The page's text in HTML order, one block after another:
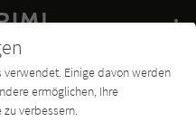
Forum Charts
Einige davon werden
ermöglichen, Ihre
verbessern.